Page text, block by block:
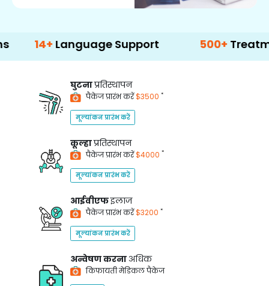
Language Support 500+ Treatment
घुटनाप्रतिस्थापन
पैकेज प्रारंभ करें$3500 *
मूल्यांकन प्रारंभ करें
कूल्हाप्रतिस्थापन
पैकेज प्रारंभ करें$4000 *
मूल्यांकन प्रारंभ करें
आईवीएफइलाज
पैकेज प्रारंभ करें$3200 *
मूल्यांकन प्रारंभ करें
अन्वेषण करना अधिक
किफायती मेडिकल पैकेज